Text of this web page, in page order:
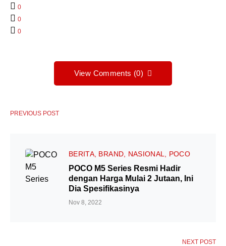
0
0
0
View Comments (0)
PREVIOUS POST
BERITA BRAND NASIONAL POCO
POCO M5 Series Resmi Hadir
dengan Harga Mulai 2 Jutaan, Ini
Dia Spesifikasinya
Nov 8, 2022
NEXT POST